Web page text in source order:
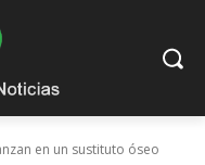
en un sustituto óseo